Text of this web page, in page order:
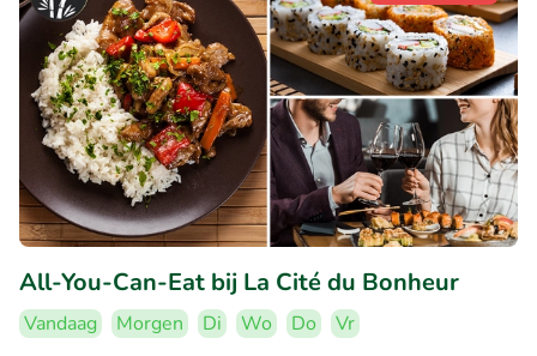
All-You-Can-Eat bij La Cité du Bonheur
Vandaag Morgen Di Wo Do
Vr